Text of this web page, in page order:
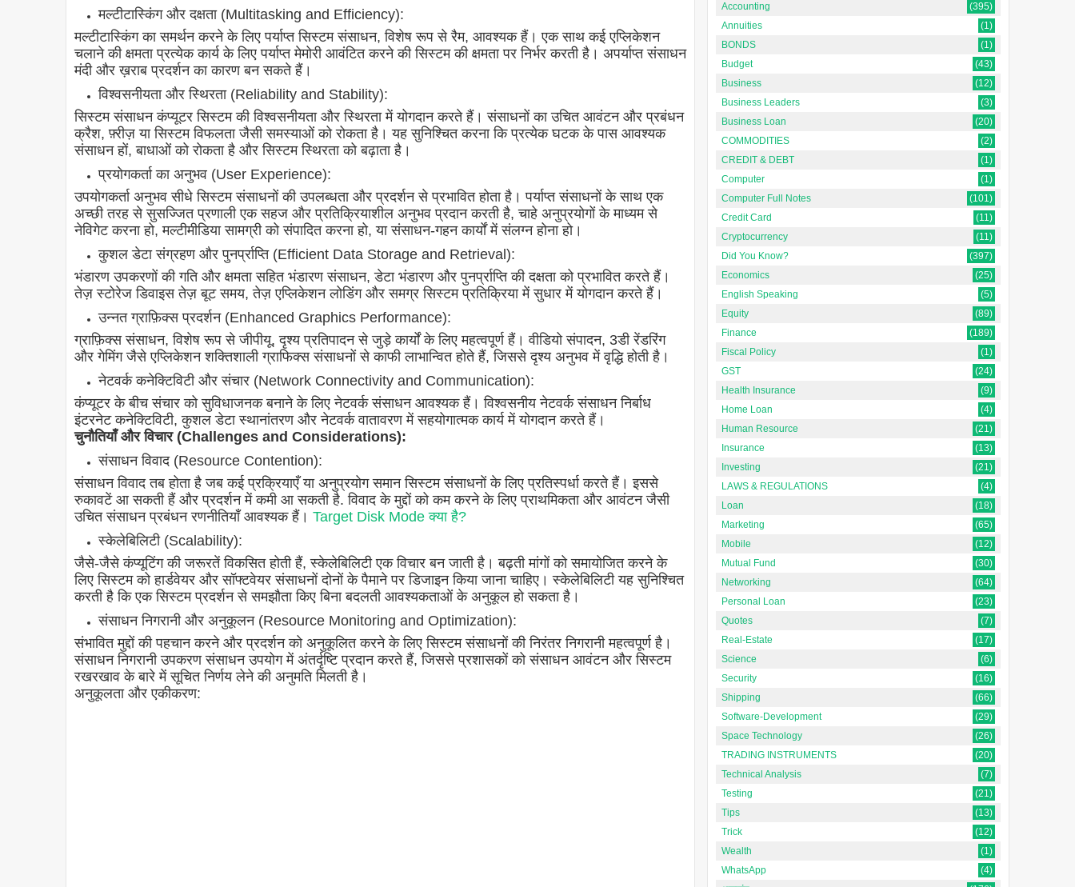
मल्टीटास्किंग और दक्षता (Multitasking and Efficiency):
मल्टीटास्किंग का समर्थन करने के लिए पर्याप्त सिस्टम संसाधन, विशेष रूप से रैम, आवश्यक हैं। एक साथ कई एप्लिकेशन
चलाने की क्षमता प्रत्येक कार्य के लिए पर्याप्त मेमोरी आवंटित करने की सिस्टम की क्षमता पर निर्भर करती है। अपर्याप्त संसाधन
मंदी और ख़राब प्रदर्शन का कारण बन सकते हैं।
विश्वसनीयता और स्थिरता (Reliability and Stability):
सिस्टम संसाधन कंप्यूटर सिस्टम की विश्वसनीयता और स्थिरता में योगदान करते हैं। संसाधनों का उचित आवंटन और प्रबंधन
क्रैश, फ़्रीज़ या सिस्टम विफलता जैसी समस्याओं को रोकता है। यह सुनिश्चित करना कि प्रत्येक घटक के पास आवश्यक
संसाधन हों, बाधाओं को रोकता है और सिस्टम स्थिरता को बढ़ाता है।
प्रयोगकर्ता का अनुभव (User Experience):
उपयोगकर्ता अनुभव सीधे सिस्टम संसाधनों की उपलब्धता और प्रदर्शन से प्रभावित होता है। पर्याप्त संसाधनों के साथ एक
अच्छी तरह से सुसज्जित प्रणाली एक सहज और प्रतिक्रियाशील अनुभव प्रदान करती है, चाहे अनुप्रयोगों के माध्यम से
नेविगेट करना हो, मल्टीमीडिया सामग्री को संपादित करना हो, या संसाधन-गहन कार्यों में संलग्न होना हो।
कुशल डेटा संग्रहण और पुनर्प्राप्ति (Efficient Data Storage and Retrieval):
भंडारण उपकरणों की गति और क्षमता सहित भंडारण संसाधन, डेटा भंडारण और पुनर्प्राप्ति की दक्षता को प्रभावित करते हैं।
तेज़ स्टोरेज डिवाइस तेज़ बूट समय, तेज़ एप्लिकेशन लोडिंग और समग्र सिस्टम प्रतिक्रिया में सुधार में योगदान करते हैं।
उन्नत ग्राफ़िक्स प्रदर्शन (Enhanced Graphics Performance):
ग्राफ़िक्स संसाधन, विशेष रूप से जीपीयू, दृश्य प्रतिपादन से जुड़े कार्यों के लिए महत्वपूर्ण हैं। वीडियो संपादन, 3डी रेंडरिंग
और गेमिंग जैसे एप्लिकेशन शक्तिशाली ग्राफिक्स संसाधनों से काफी लाभान्वित होते हैं, जिससे दृश्य अनुभव में वृद्धि होती है।
नेटवर्क कनेक्टिविटी और संचार (Network Connectivity and Communication):
कंप्यूटर के बीच संचार को सुविधाजनक बनाने के लिए नेटवर्क संसाधन आवश्यक हैं। विश्वसनीय नेटवर्क संसाधन निर्बाध
इंटरनेट कनेक्टिविटी, कुशल डेटा स्थानांतरण और नेटवर्क वातावरण में सहयोगात्मक कार्य में योगदान करते हैं।
चुनौतियाँ और विचार (Challenges and Considerations):
संसाधन विवाद (Resource Contention):
संसाधन विवाद तब होता है जब कई प्रक्रियाएँ या अनुप्रयोग समान सिस्टम संसाधनों के लिए प्रतिस्पर्धा करते हैं। इससे
रुकावटें आ सकती हैं और प्रदर्शन में कमी आ सकती है. विवाद के मुद्दों को कम करने के लिए प्राथमिकता और आवंटन जैसी
उचित संसाधन प्रबंधन रणनीतियाँ आवश्यक हैं। Target Disk Mode क्या है?
स्केलेबिलिटी (Scalability):
जैसे-जैसे कंप्यूटिंग की जरूरतें विकसित होती हैं, स्केलेबिलिटी एक विचार बन जाती है। बढ़ती मांगों को समायोजित करने के
लिए सिस्टम को हार्डवेयर और सॉफ्टवेयर संसाधनों दोनों के पैमाने पर डिजाइन किया जाना चाहिए। स्केलेबिलिटी यह सुनिश्चित
करती है कि एक सिस्टम प्रदर्शन से समझौता किए बिना बदलती आवश्यकताओं के अनुकूल हो सकता है।
संसाधन निगरानी और अनुकूलन (Resource Monitoring and Optimization):
संभावित मुद्दों की पहचान करने और प्रदर्शन को अनुकूलित करने के लिए सिस्टम संसाधनों की निरंतर निगरानी महत्वपूर्ण है।
संसाधन निगरानी उपकरण संसाधन उपयोग में अंतर्दृष्टि प्रदान करते हैं, जिससे प्रशासकों को संसाधन आवंटन और सिस्टम
रखरखाव के बारे में सूचित निर्णय लेने की अनुमति मिलती है।
अनुकूलता और एकीकरण:
Accounting
(395)
Annuities
(1)
BONDS
(1)
Budget
(43)
Business
(12)
Business Leaders
(3)
Business Loan
(20)
COMMODITIES
(2)
CREDIT & DEBT
(1)
Computer
(1)
Computer Full Notes
(101)
Credit Card
(11)
Cryptocurrency
(11)
Did You Know?
(397)
Economics
(25)
English Speaking
(5)
Equity
(89)
Finance
(189)
Fiscal Policy
(1)
GST
(24)
Health Insurance
(9)
Home Loan
(4)
Human Resource
(21)
Insurance
(13)
Investing
(21)
LAWS & REGULATIONS
(4)
Loan
(18)
Marketing
(65)
Mobile
(12)
Mutual Fund
(30)
Networking
(64)
Personal Loan
(23)
Quotes
(7)
Real-Estate
(17)
Science
(6)
Security
(16)
Shipping
(66)
Software-Development
(29)
Space Technology
(26)
TRADING INSTRUMENTS
(20)
Technical Analysis
(7)
Testing
(21)
Tips
(13)
Trick
(12)
Wealth
(1)
WhatsApp
(4)